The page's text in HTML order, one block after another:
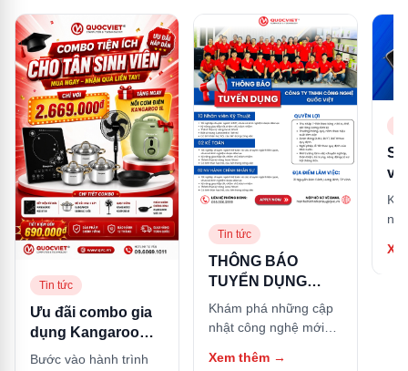
Tin tức
Ưu đãi combo gia
dụng Kangaroo
cho Tân sinh viên:
Bước vào hành trình
Tin tức
THÔNG BÁO
TUYỂN DỤNG
NHÂN SỰ
Khám phá những cập
nhật công nghệ mới
hữu ích trong bài viết
Xem thêm →
và
là